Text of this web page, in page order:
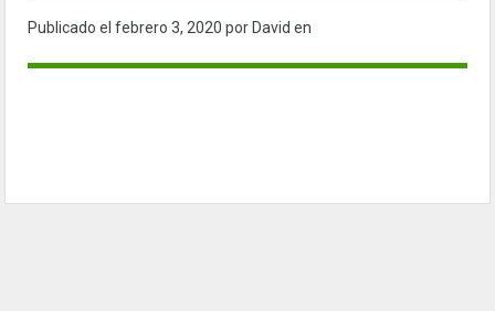
Publicado el febrero 3, 2020 por David en